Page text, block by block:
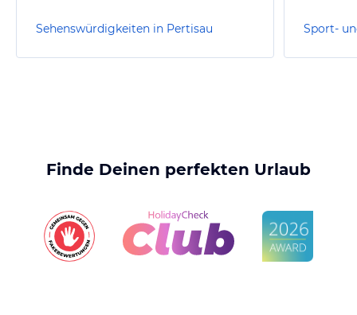
Sehenswürdigkeiten in Pertisau
Finde Deinen perfekten Urlaub